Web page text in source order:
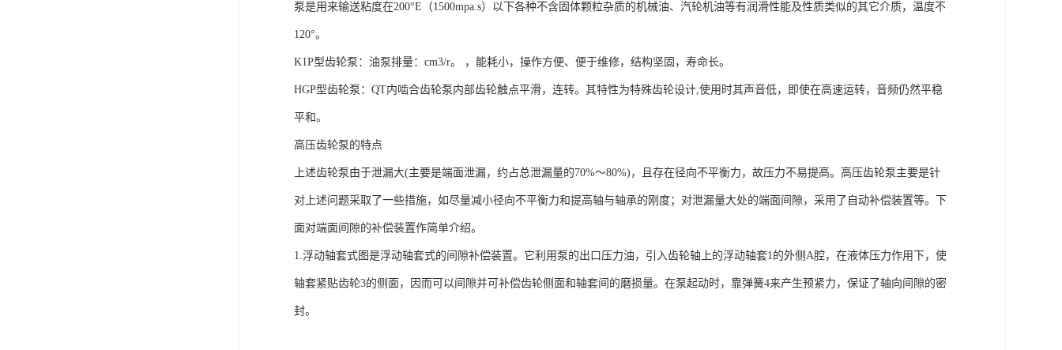
泵是用来输送粘度在200°E（1500mpa.s）以下各种不含固体颗粒杂质的机械油、汽轮机油等有润滑性能及性质类似的其它介质，温度不
120°。
K1P型齿轮泵：油泵排量：cm3/r。 ，能耗小，操作方便、便于维修，结构坚固，寿命长。
HGP型齿轮泵：QT内啮合齿轮泵内部齿轮触点平滑，连转。其特性为特殊齿轮设计,使用时其声音低，即使在高速运转，音频仍然平稳
平和。
高压齿轮泵的特点
上述齿轮泵由于泄漏大(主要是端面泄漏，约占总泄漏量的70%～80%)，且存在径向不平衡力，故压力不易提高。高压齿轮泵主要是针
对上述问题采取了一些措施，如尽量减小径向不平衡力和提高轴与轴承的刚度；对泄漏量大处的端面间隙，采用了自动补偿装置等。下
面对端面间隙的补偿装置作简单介绍。
1.浮动轴套式图是浮动轴套式的间隙补偿装置。它利用泵的出口压力油，引入齿轮轴上的浮动轴套1的外侧A腔，在液体压力作用下，使
轴套紧贴齿轮3的侧面，因而可以间隙并可补偿齿轮侧面和轴套间的磨损量。在泵起动时，靠弹簧4来产生预紧力，保证了轴向间隙的密
封。